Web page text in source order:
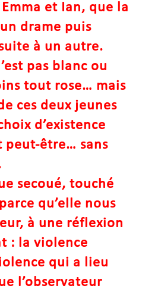
et Ian, que la
drame puis
à un autre.
pas blanc ou
tout rose… mais
ces deux jeunes
d’existence
peut-être… sans
secoué, touché
qu’elle nous
à une réflexion
: la violence
qui a lieu
l’observateur